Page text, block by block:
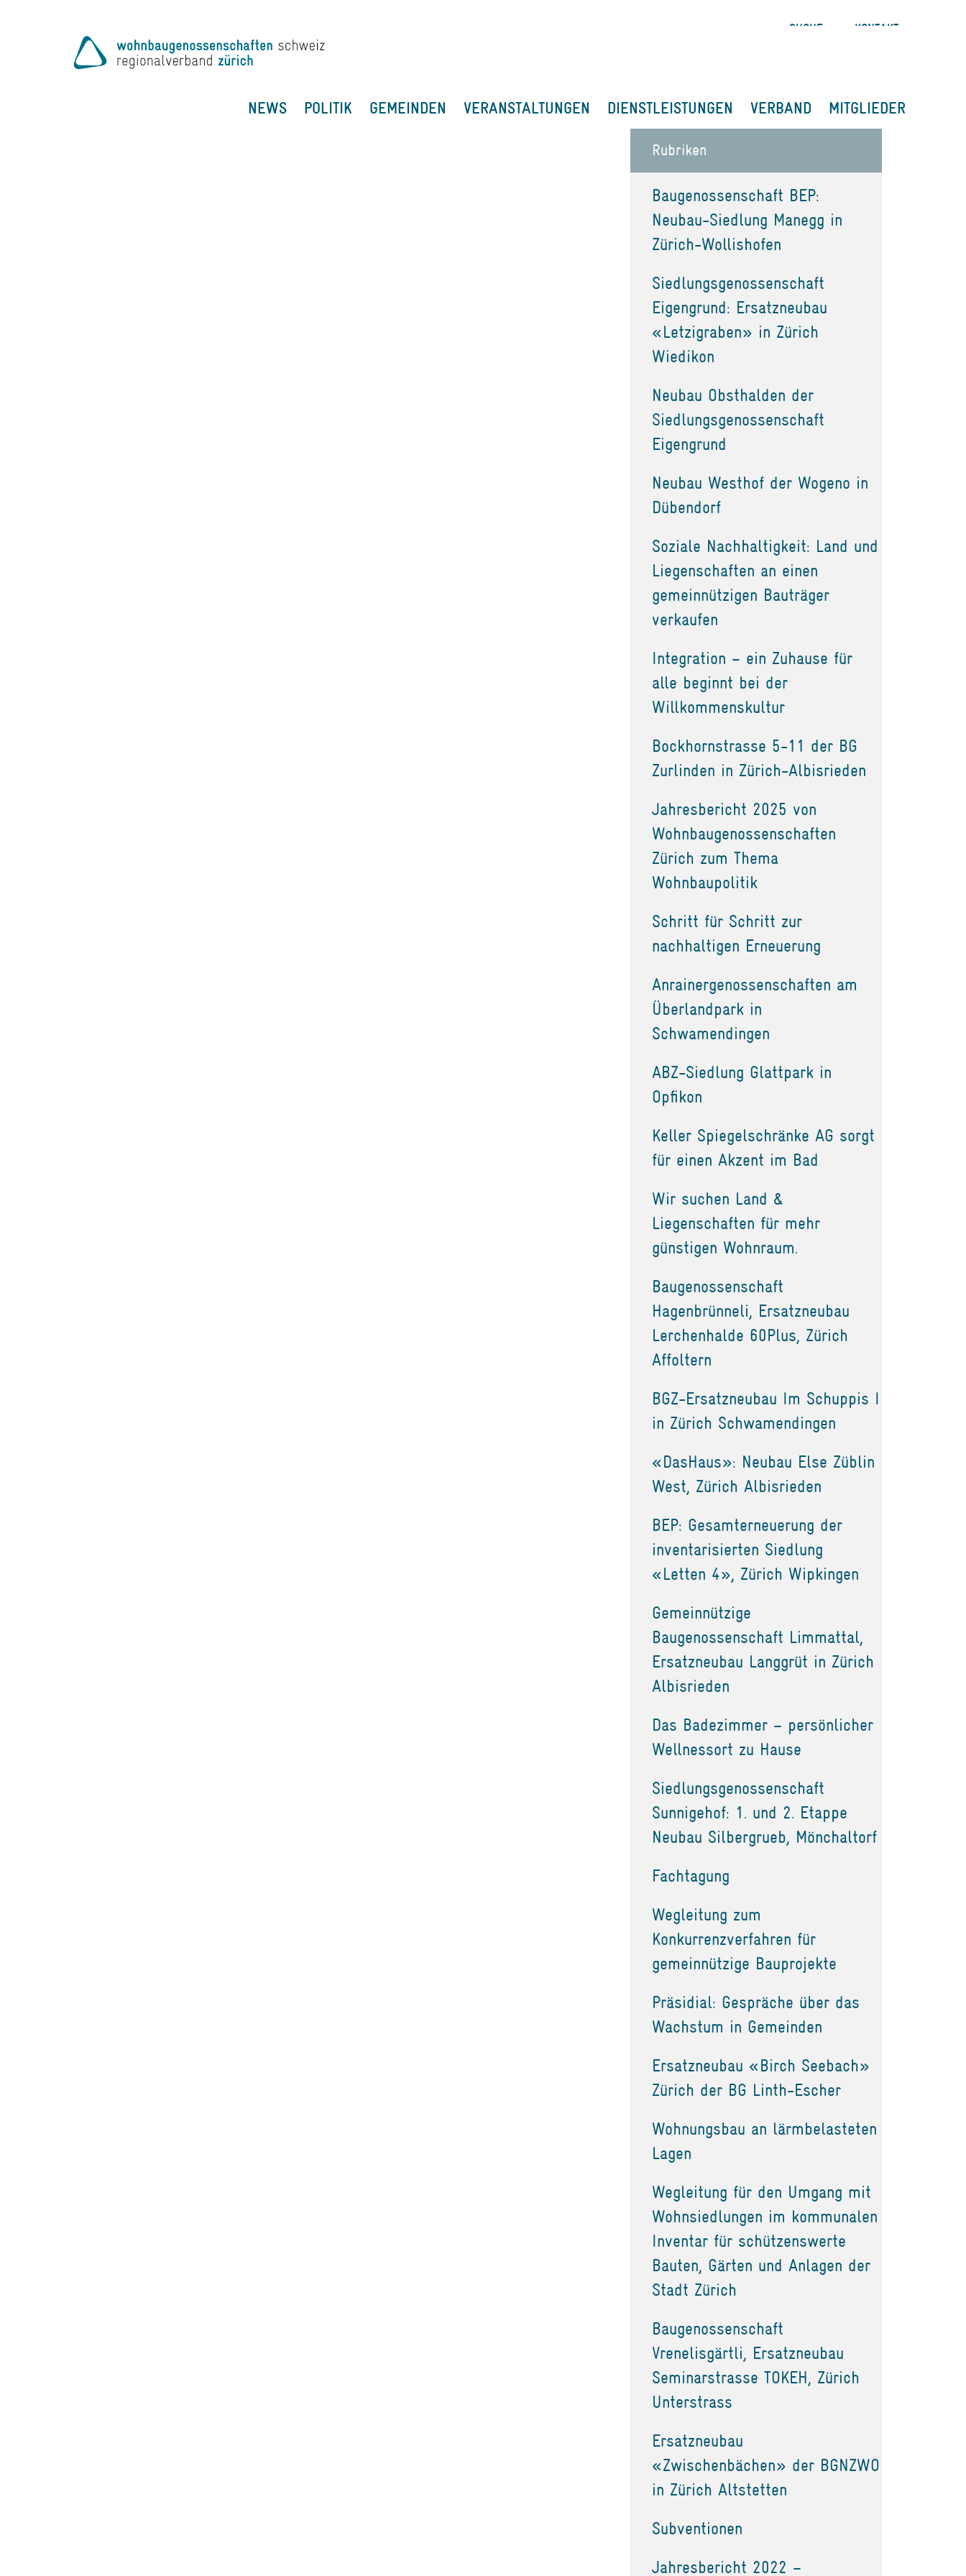
SUCHE KONTAKT
NEWS POLITIK GEMEINDEN VERANSTALTUNGEN DIENSTLEISTUNGEN VERBAND MITGLIEDER
Rubriken
Baugenossenschaft BEP:
Neubau-Siedlung Manegg in
Zürich-Wollishofen
Siedlungsgenossenschaft
Eigengrund: Ersatzneubau
«Letzigraben» in Zürich
Wiedikon
Neubau Obsthalden der
Siedlungsgenossenschaft
Eigengrund
Neubau Westhof der Wogeno in
Dübendorf
Soziale Nachhaltigkeit: Land und
Liegenschaften an einen
gemeinnützigen Bauträger
verkaufen
Integration – ein Zuhause für
alle beginnt bei der
Willkommenskultur
Bockhornstrasse 5-11 der BG
Zurlinden in Zürich-Albisrieden
Jahresbericht 2025 von
Wohnbaugenossenschaften
Zürich zum Thema
Wohnbaupolitik
Schritt für Schritt zur
nachhaltigen Erneuerung
Anrainergenossenschaften am
Überlandpark in
Schwamendingen
ABZ-Siedlung Glattpark in
Opfikon
Keller Spiegelschränke AG sorgt
für einen Akzent im Bad
Wir suchen Land &
Liegenschaften für mehr
günstigen Wohnraum.
Baugenossenschaft
Hagenbrünneli, Ersatzneubau
Lerchenhalde 60Plus, Zürich
Affoltern
BGZ-Ersatzneubau Im Schuppis I
in Zürich Schwamendingen
«DasHaus»: Neubau Else Züblin
West, Zürich Albisrieden
BEP: Gesamterneuerung der
inventarisierten Siedlung
«Letten 4», Zürich Wipkingen
Gemeinnützige
Baugenossenschaft Limmattal,
Ersatzneubau Langgrüt in Zürich
Albisrieden
Das Badezimmer – persönlicher
Wellnessort zu Hause
Siedlungsgenossenschaft
Sunnigehof: 1. und 2. Etappe
Neubau Silbergrueb, Mönchaltorf
Fachtagung
Wegleitung zum
Konkurrenzverfahren für
gemeinnützige Bauprojekte
Präsidial: Gespräche über das
Wachstum in Gemeinden
Ersatzneubau «Birch Seebach»
Zürich der BG Linth-Escher
Wohnungsbau an lärmbelasteten
Lagen
Wegleitung für den Umgang mit
Wohnsiedlungen im kommunalen
Inventar für schützenswerte
Bauten, Gärten und Anlagen der
Stadt Zürich
Baugenossenschaft
Vrenelisgärtli, Ersatzneubau
Seminarstrasse TOKEH, Zürich
Unterstrass
Ersatzneubau
«Zwischenbächen» der BGNZWO
in Zürich Altstetten
Subventionen
Jahresbericht 2022 –